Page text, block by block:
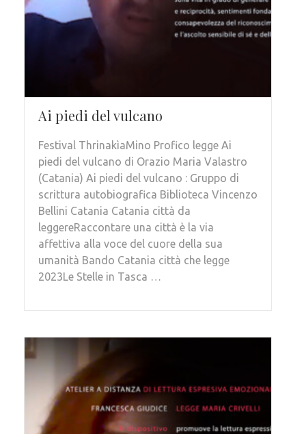
Ai piedi del vulcano
Festival ThrinakìaMino Profico legge Ai
piedi del vulcano di Orazio Maria Valastro
(Catania) Ai piedi del vulcano : Gruppo di
scrittura autobiografica Biblioteca Vincenzo
Bellini Catania Catania città da
leggereRaccontare una città è la via
affettiva alla voce del cuore della sua
umanità Bando Catania città che legge
2023Le Stelle in Tasca …